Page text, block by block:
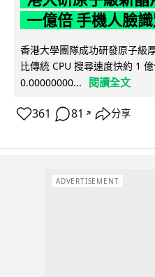
一億倍 手機人臉
香港大學團隊成功研發原子級
比傳統 CPU 搜尋速度快約 1
0.00000000...
閱讀全文
361 81 ↗ 分享
ADVERTISEMENT